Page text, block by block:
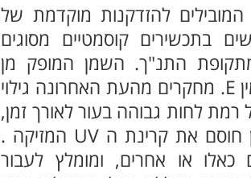
להזדקנות מוקדמת של
בתכשירים קוסמטיים מסוגים
התנ"ך. השמן המופק מן
השקדים עשיר בחומצות שומן חיוניות, ויטמין K וויטמין E. מחקרים מהעת האחרונה גילוי
רמת לחות גבוהה בעור לאורך זמן,
מרקם עור חלק והגנה מנזק סביבתי - כאשר השמן חוסם את קרינת ה UV המזיקה .
כאלו או אחרים, ומומלץ לעבור